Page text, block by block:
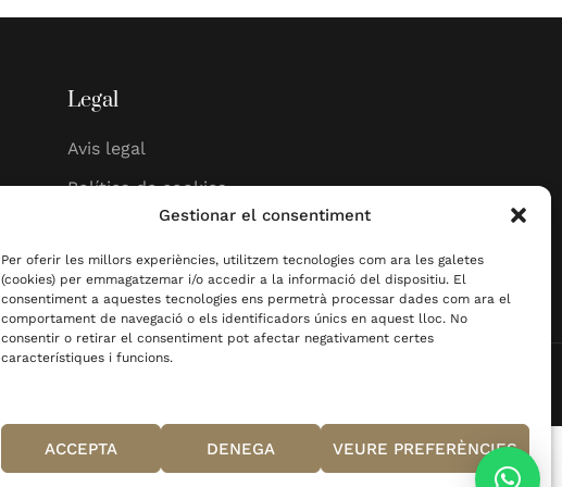
Gestionar el consentiment
Per oferir les millors experiències, utilitzem tecnologies com ara les galetes
(cookies) per emmagatzemar i/o accedir a la informació del dispositiu. El
consentiment a aquestes tecnologies ens permetrà processar dades com ara el
comportament de navegació o els identificadors únics en aquest lloc. No
consentir o retirar el consentiment pot afectar negativament certes
característiques i funcions.
ACCEPTA DENEGA VEURE PREFERÈNCIES
Legal
Avis legal
Política de cookies
Política de privadesa